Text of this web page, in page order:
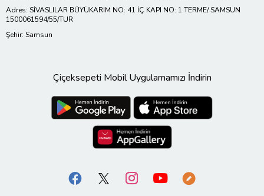
Adres: SİVASLILAR BÜYÜKARIM NO: 41 İÇ KAPI NO: 1 TERME/ SAMSUN
1500061594/55/TUR
Şehir: Samsun
Çiçeksepeti Mobil Uygulamamızı İndirin